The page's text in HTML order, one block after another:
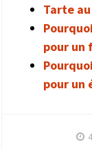
Tarte
pour un
pour un